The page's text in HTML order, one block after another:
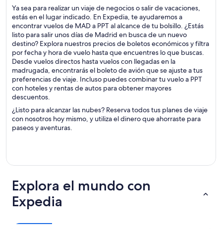
Ya sea para realizar un viaje de negocios o salir de vacaciones,
estás en el lugar indicado. En Expedia, te ayudaremos a
encontrar vuelos de MAD a PPT al alcance de tu bolsillo. ¿Estás
listo para salir unos días de Madrid en busca de un nuevo
destino? Explora nuestros precios de boletos económicos y filtra
por fecha y hora de vuelo hasta que encuentres lo que buscas.
Desde vuelos directos hasta vuelos con llegadas en la
madrugada, encontrarás el boleto de avión que se ajuste a tus
preferencias de viaje. Incluso puedes combinar tu vuelo a PPT
con hoteles y rentas de autos para obtener mayores
descuentos.
¿Listo para alcanzar las nubes? Reserva todos tus planes de viaje
con nosotros hoy mismo, y utiliza el dinero que ahorraste para
paseos y aventuras.
Explora el mundo con
Expedia